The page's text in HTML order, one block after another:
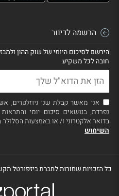
הרשמה לדיוור
הירשם לסיכום היומי של שוק ההון
חובה לכל משקיע
אני מאשר קבלת שני ניוזלטרים,
נפרדת, בנושאים סיכום יומי
בדואר אלקטרוני ו/ או באמצעות הסלולר
השימוש
כל הזכויות שמורות לחברת ביזפורטל